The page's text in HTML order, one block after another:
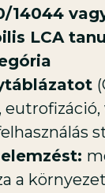
14044
LCA
eutrofizáció,
a